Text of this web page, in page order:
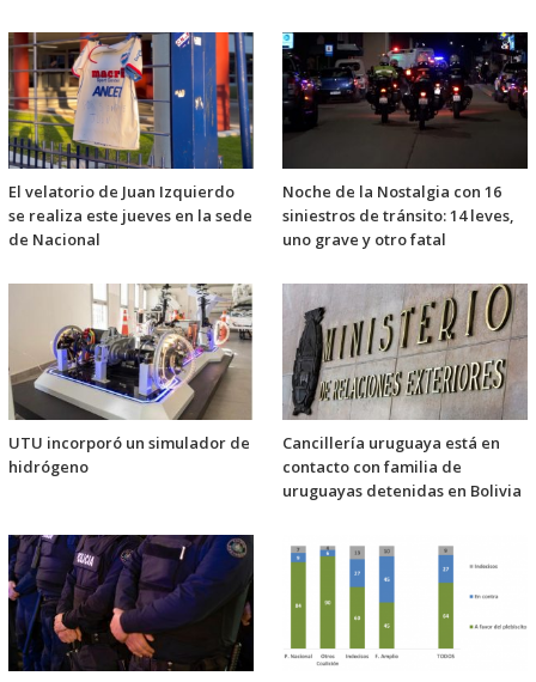
El velatorio de Juan Izquierdo
se realiza este jueves en la sede
de Nacional
Noche de la Nostalgia con 16
siniestros de tránsito: 14 leves,
uno grave y otro fatal
UTU incorporó un simulador de
hidrógeno
Cancillería uruguaya está en
contacto con familia de
uruguayas detenidas en Bolivia